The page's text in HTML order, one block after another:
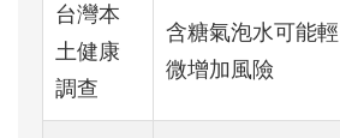
台灣本
土健康
調查
含糖氣泡水可能輕
微增加風險